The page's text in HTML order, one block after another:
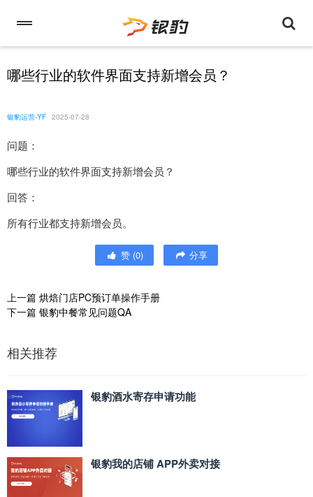
哪些行业的软件界面支持新增会员？
银豹运营-YF 2025-07-28
问题：
哪些行业的软件界面支持新增会员？
回答：
所有行业都支持新增会员。
赞 (0) 分享
上一篇 烘焙门店PC预订单操作手册
下一篇 银豹中餐常见问题QA
相关推荐
银豹酒水寄存申请功能
银豹我的店铺 APP外卖对接